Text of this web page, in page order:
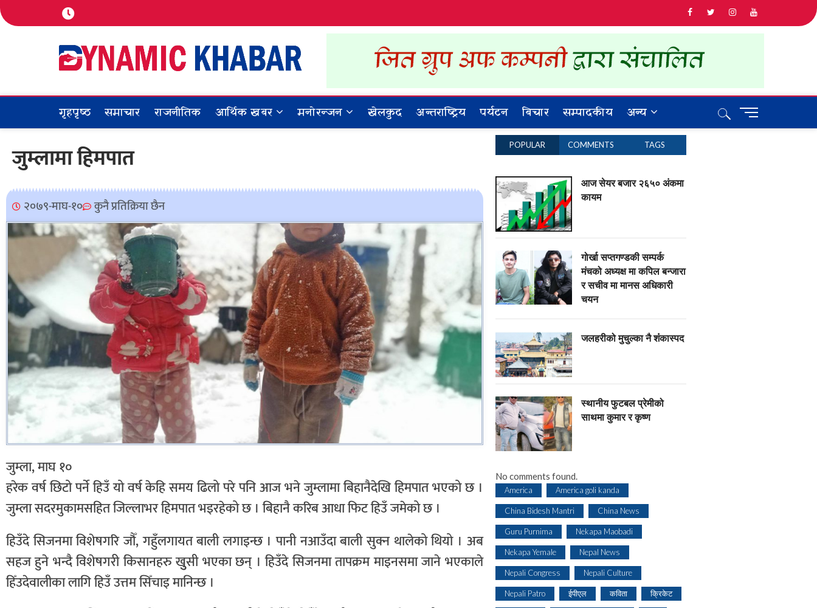
Dynamic Khabar
ALL NEWS IN NEPAL
गृहपृष्ठ समाचार राजनीतिक आर्थिक खबर मनोरन्जन खेलकुद अन्तराष्ट्रिय पर्यटन बिचार सम्पादकीय अन्य
M
जुम्लामा हिमपात
२०७९-माघ-१० कुनै प्रतिक्रिया छैन
जुम्ला, माघ १०
हरेक वर्ष छिटो पर्ने हिउँ यो वर्ष केहि समय ढिलो परे पनि आज भने जुम्लामा बिहानैदेखि हिमपात भएको छ ।
जुम्ला सदरमुकामसहित जिल्लाभर हिमपात भइरहेको छ । बिहानै करिब आधा फिट हिउँ जमेको छ ।
हिउँदे सिजनमा विशेषगरि जौँ, गहुँलगायत बाली लगाइन्छ । पानी नआउँदा बाली सुक्न थालेको थियो । अब
सहज हुने भन्दै विशेषगरी किसानहरु खुुसी भएका छन् । हिउँदे सिजनमा तापक्रम माइनसमा जाने भएकाले
हिँउदेवालीका लागि हिउँ उत्तम सिँचाइ मानिन्छ ।
POPULAR COMMENTS TAGS
आज सेयर बजार २६५० अंकमा
कायम
गोर्खा सप्तगण्डकी सम्पर्क
मंचको अध्यक्ष मा कपिल बन्जारा
र सचीव मा मानस अधिकारी
चयन
जलहरीको मुचुल्का नै शंंकास्पद
स्थानीय फुटबल प्रेमीको
साथमा कुमार र कृष्ण
No comments found.
America America goli kanda
China Bidesh Mantri China News
Guru Purnima Nekapa Maobadi
Nekapa Yemale Nepal News
Nepali Congress Nepali Culture
Nepali Patro ईपीएल कविता क्रिकेट